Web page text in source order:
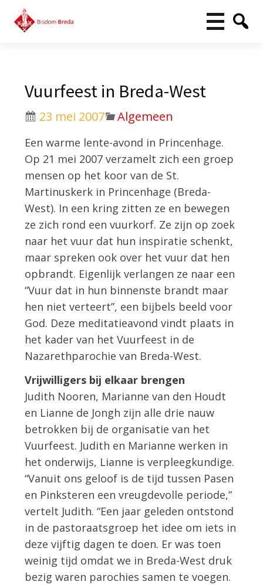
Vuurfeest in Breda-West
23 mei 2007 Algemeen
Een warme lente-avond in Princenhage.
Op 21 mei 2007 verzamelt zich een groep
mensen op het koor van de St.
Martinuskerk in Princenhage (Breda-
West). In een kring zitten ze en bewegen
ze zich rond een vuurkorf. Ze zijn op zoek
naar het vuur dat hun inspiratie schenkt,
maar spreken ook over het vuur dat hen
opbrandt. Eigenlijk verlangen ze naar een
“Vuur dat in hun binnenste brandt maar
hen niet verteert”, een bijbels beeld voor
God. Deze meditatieavond vindt plaats in
het kader van het Vuurfeest in de
Nazarethparochie van Breda-West.
Vrijwilligers bij elkaar brengen
Judith Nooren, Marianne van den Houdt
en Lianne de Jongh zijn alle drie nauw
betrokken bij de organisatie van het
Vuurfeest. Judith en Marianne werken in
het onderwijs, Lianne is verpleegkundige.
“Vanuit ons geloof is de tijd tussen Pasen
en Pinksteren een vreugdevolle periode,”
vertelt Judith. “Een jaar geleden ontstond
in de pastoraatsgroep het idee om iets in
deze vijftig dagen te doen. Er was toen
weinig tijd omdat we in Breda-West druk
bezig waren parochies samen te voegen.